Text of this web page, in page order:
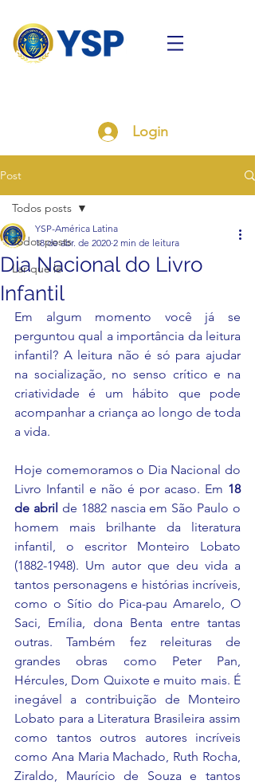
Login
Post
Todos posts
Lar que lê
Todos posts
Dia Nacional do Livro
Infantil
YSP-América Latina
18 de abr. de 2020 2 min de leitura
Em algum momento você já se
perguntou qual a importância da leitura
infantil? A leitura não é só para ajudar
na socialização, no senso crítico e na
criatividade é um hábito que pode
acompanhar a criança ao longo de toda
a vida.
Hoje comemoramos o Dia Nacional do
Livro Infantil e não é por acaso. Em 18
de abril de 1882 nascia em São Paulo o
homem mais brilhante da literatura
infantil, o escritor Monteiro Lobato
(1882-1948). Um autor que deu vida a
tantos personagens e histórias incríveis,
como o Sítio do Pica-pau Amarelo, O
Saci, Emília, dona Benta entre tantas
outras. Também fez releituras de
grandes obras como Peter Pan,
Hércules, Dom Quixote e muito mais. É
inegável a contribuição de Monteiro
Lobato para a Literatura Brasileira assim
como tantos outros autores incríveis
como Ana Maria Machado, Ruth Rocha,
Ziraldo, Maurício de Souza e tantos